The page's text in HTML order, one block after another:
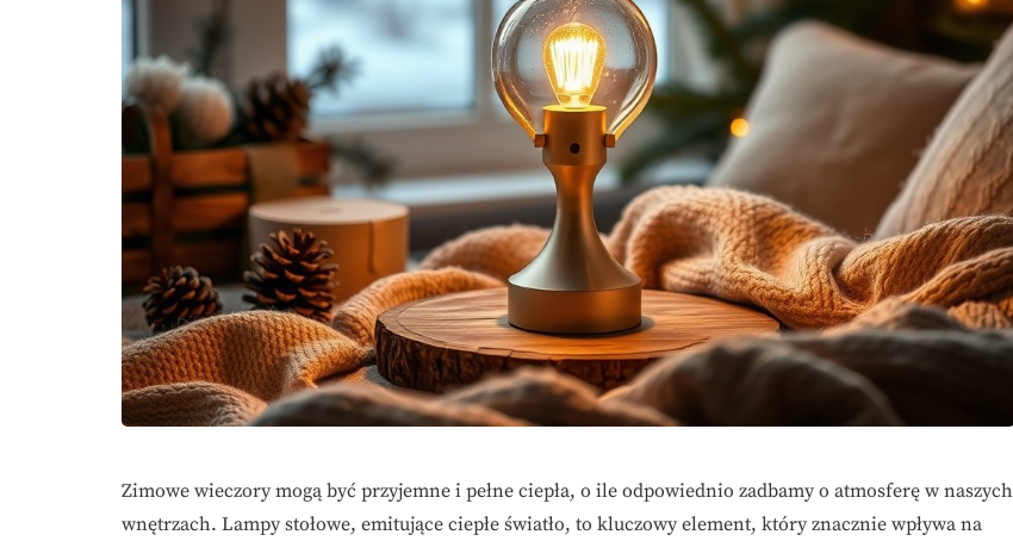
Zimowe wieczory mogą być przyjemne i pełne ciepła, o ile odpowiednio zadbamy o atmosferę w naszych
wnętrzach. Lampy stołowe, emitujące ciepłe światło, to kluczowy element, który znacznie wpływa na